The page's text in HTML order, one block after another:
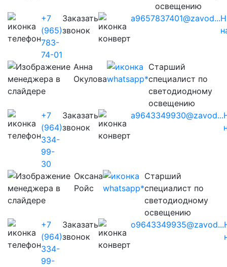
освещению
+7
(965)
783-
74-01
Заказать
звонок
a9657837401@zavod...
Анна
Окулова
Старший
специалист по
светодиодному
освещению
+7
(964)
334-
99-
30
Заказать
звонок
a9643349930@zavod...
Оксана
Ройс
Старший
специалист по
светодиодному
освещению
+7
(964)
334-
99-
Заказать
звонок
o9643349935@zavod...